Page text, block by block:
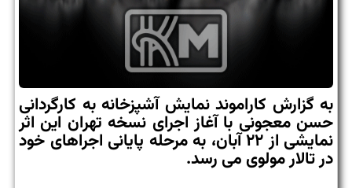
به گزارش كاراموند نمایش آشپزخانه به كارگردانی
حسن معجونی با آغاز اجرای نسخه تهران این اثر
نمایشی از ۲۲ آبان، به مرحله پایانی اجراهای خود
در تالار مولوی می رسد.